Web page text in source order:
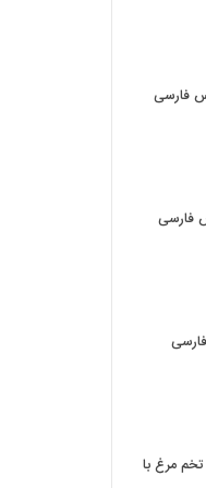
فارسی
فارسی
مرغ با